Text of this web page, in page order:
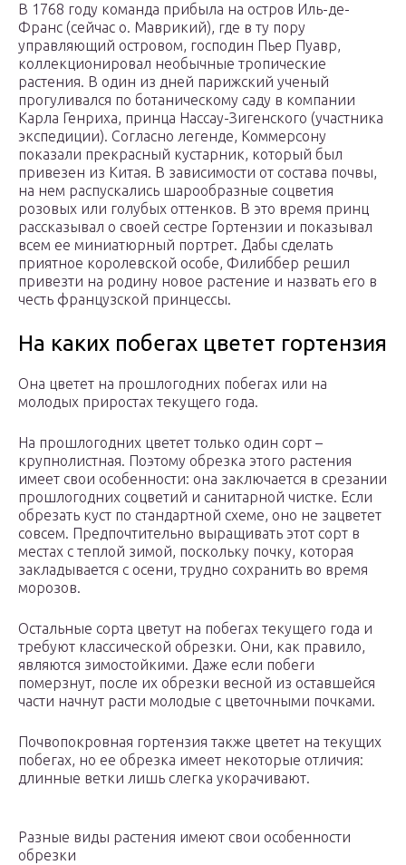
В 1768 году команда прибыла на остров Иль-де-
Франс (сейчас о. Маврикий), где в ту пору
управляющий островом, господин Пьер Пуавр,
коллекционировал необычные тропические
растения. В один из дней парижский ученый
прогуливался по ботаническому саду в компании
Карла Генриха, принца Нассау-Зигенского (участника
экспедиции). Согласно легенде, Коммерсону
показали прекрасный кустарник, который был
привезен из Китая. В зависимости от состава почвы,
на нем распускались шарообразные соцветия
розовых или голубых оттенков. В это время принц
рассказывал о своей сестре Гортензии и показывал
всем ее миниатюрный портрет. Дабы сделать
приятное королевской особе, Филиббер решил
привезти на родину новое растение и назвать его в
честь французской принцессы.
На каких побегах цветет гортензия
Она цветет на прошлогодних побегах или на
молодых приростах текущего года.
На прошлогодних цветет только один сорт –
крупнолистная. Поэтому обрезка этого растения
имеет свои особенности: она заключается в срезании
прошлогодних соцветий и санитарной чистке. Если
обрезать куст по стандартной схеме, оно не зацветет
совсем. Предпочтительно выращивать этот сорт в
местах с теплой зимой, поскольку почку, которая
закладывается с осени, трудно сохранить во время
морозов.
Остальные сорта цветут на побегах текущего года и
требуют классической обрезки. Они, как правило,
являются зимостойкими. Даже если побеги
померзнут, после их обрезки весной из оставшейся
части начнут расти молодые с цветочными почками.
Почвопокровная гортензия также цветет на текущих
побегах, но ее обрезка имеет некоторые отличия:
длинные ветки лишь слегка укорачивают.
Разные виды растения имеют свои особенности
обрезки